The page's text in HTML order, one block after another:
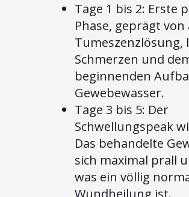
Tage 1 bis 2: Erste
Phase, geprägt
Tumeszenzlösung,
Schmerzen und
beginnenden
Gewebewasser.
Tage 3 bis 5: Der
Schwellungspeak
Das behandelte
sich maximal prall
was ein völlig